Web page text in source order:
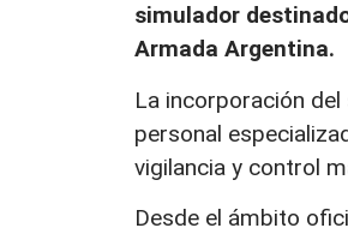
simulador
Armada Argentina.
La incorporación
personal
vigilancia y control
Desde el ámbito